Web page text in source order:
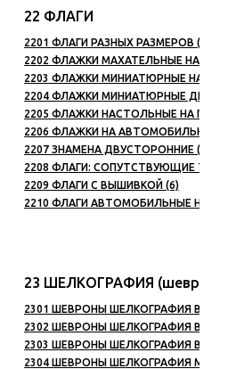
22 ФЛАГИ
2201 ФЛАГИ РАЗНЫХ РАЗМЕРОВ (338)
2202 ФЛАЖКИ МАХАТЕЛЬНЫЕ НА
2203 ФЛАЖКИ МИНИАТЮРНЫЕ НА
2204 ФЛАЖКИ МИНИАТЮРНЫЕ
2205 ФЛАЖКИ НАСТОЛЬНЫЕ НА
2206 ФЛАЖКИ НА АВТОМОБИЛЬНОМ
2207 ЗНАМЕНА ДВУСТОРОННИЕ (11)
2208 ФЛАГИ: СОПУТСТВУЮЩИЕ
2209 ФЛАГИ С ВЫШИВКОЙ (6)
2210 ФЛАГИ АВТОМОБИЛЬНЫЕ НА
23 ШЕЛКОГРАФИЯ (шевроны
2301 ШЕВРОНЫ ШЕЛКОГРАФИЯ ВС (6)
2302 ШЕВРОНЫ ШЕЛКОГРАФИЯ ВДВ
2303 ШЕВРОНЫ ШЕЛКОГРАФИЯ ВМФ
2304 ШЕВРОНЫ ШЕЛКОГРАФИЯ МВД (8)